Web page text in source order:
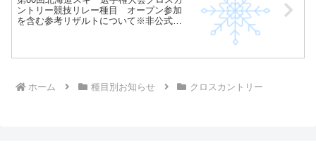
ントリー競技リレー種目 オープン参加
を含む参考リザルトについて※非公式記
ホーム 種目別お知らせ クロスカントリー